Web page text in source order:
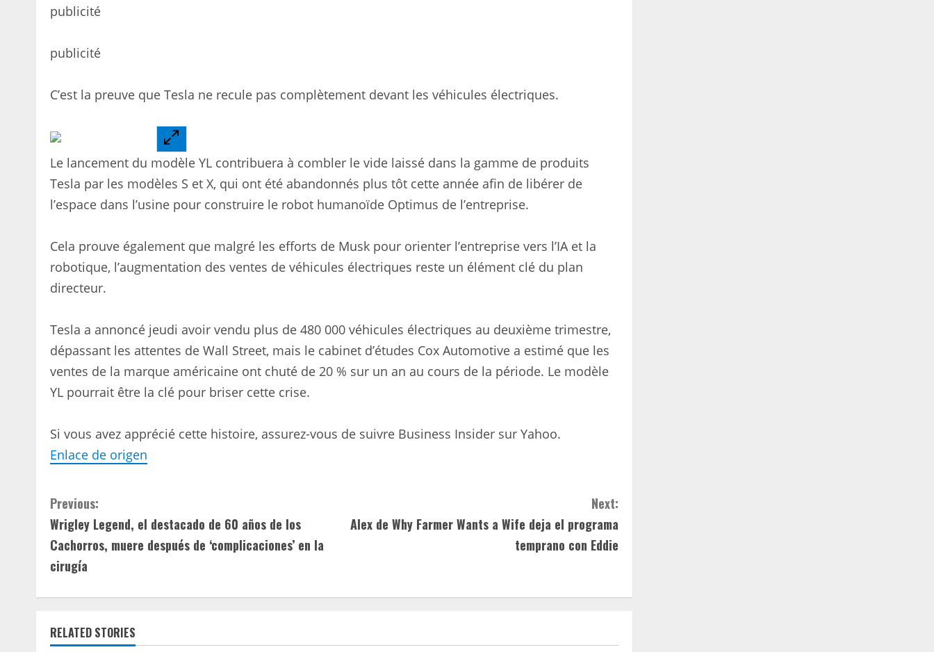
publicité
publicité
C’est la preuve que Tesla ne recule pas complètement devant les véhicules électriques.
Le lancement du modèle YL contribuera à combler le vide laissé dans la gamme de produits
Tesla par les modèles S et X, qui ont été abandonnés plus tôt cette année afin de libérer de
l’espace dans l’usine pour construire le robot humanoïde Optimus de l’entreprise.
Cela prouve également que malgré les efforts de Musk pour orienter l’entreprise vers l’IA et la
robotique, l’augmentation des ventes de véhicules électriques reste un élément clé du plan
directeur.
Tesla a annoncé jeudi avoir vendu plus de 480 000 véhicules électriques au deuxième trimestre,
dépassant les attentes de Wall Street, mais le cabinet d’études Cox Automotive a estimé que les
ventes de la marque américaine ont chuté de 20 % sur un an au cours de la période. Le modèle
YL pourrait être la clé pour briser cette crise.
Si vous avez apprécié cette histoire, assurez-vous de suivre Business Insider sur Yahoo.
Enlace de origen
C
o
n
t
i
Previous:
Wrigley Legend, el destacado de 60 años de los
Cachorros, muere después de ‘complicaciones’ en la
cirugía
Next:
Alex de Why Farmer Wants a Wife deja el programa
temprano con Eddie
RELATED STORIES